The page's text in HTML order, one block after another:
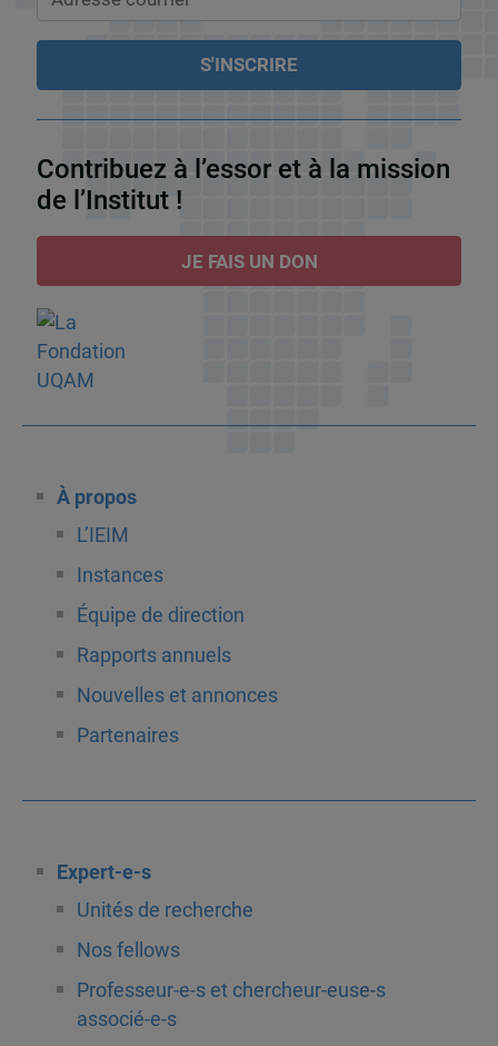
Contribuez à l’essor et à la mission
de l’Institut !
JE FAIS UN DON
À propos
L’IEIM
Instances
Équipe de direction
Rapports annuels
Nouvelles et annonces
Partenaires
Expert-e-s
Unités de recherche
Nos fellows
Professeur-e-s et chercheur-euse-s
associé-e-s